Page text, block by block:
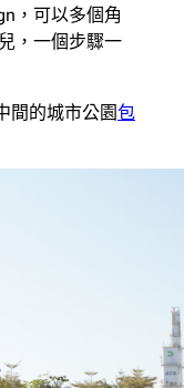
，可以多個角
，一個步驟一
間的城市公園包